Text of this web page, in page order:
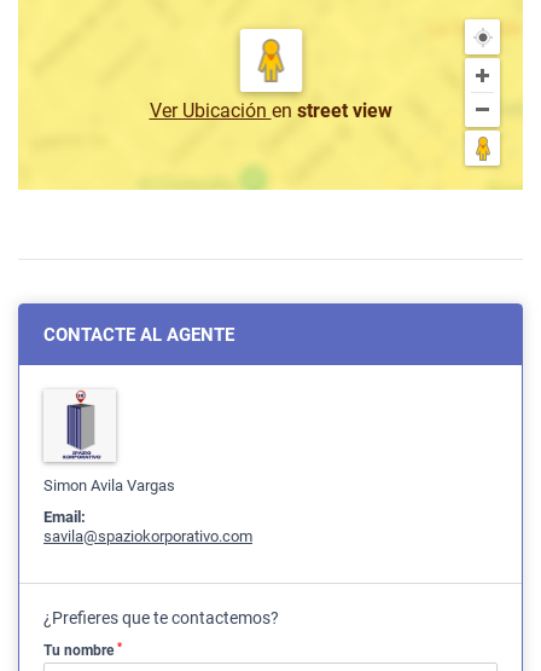
Ver Ubicación en street view
CONTACTE AL AGENTE
Simon Avila Vargas
Email:
savila@spaziokorporativo.com
¿Prefieres que te contactemos?
Tu nombre *